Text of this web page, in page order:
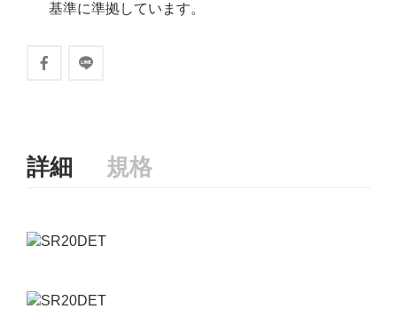
基準に準拠しています。
詳細 規格